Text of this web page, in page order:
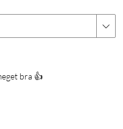
bra 👍